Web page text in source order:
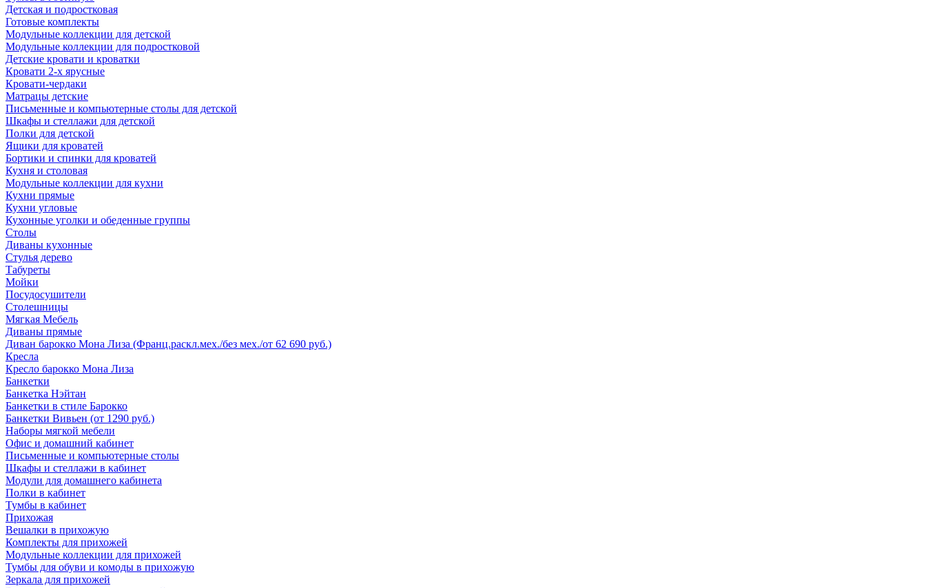
Детская и подростковая
Готовые комплекты
Модульные коллекции для детской
Модульные коллекции для подростковой
Детские кровати и кроватки
Кровати 2-х ярусные
Кровати-чердаки
Матрацы детские
Письменные и компьютерные столы для детской
Шкафы и стеллажи для детской
Полки для детской
Ящики для кроватей
Бортики и спинки для кроватей
Кухня и столовая
Модульные коллекции для кухни
Кухни прямые
Кухни угловые
Кухонные уголки и обеденные группы
Столы
Диваны кухонные
Стулья дерево
Табуреты
Мойки
Посудосушители
Столешницы
Мягкая Мебель
Диваны прямые
Диван барокко Мона Лиза (Франц.раскл.мех./без мех./от 62 690 руб.)
Кресла
Кресло барокко Мона Лиза
Банкетки
Банкетка Нэйтан
Банкетки в стиле Барокко
Банкетки Вивьен (от 1290 руб.)
Наборы мягкой мебели
Офис и домашний кабинет
Письменные и компьютерные столы
Шкафы и стеллажи в кабинет
Модули для домашнего кабинета
Полки в кабинет
Тумбы в кабинет
Прихожая
Вешалки в прихожую
Комплекты для прихожей
Модульные коллекции для прихожей
Тумбы для обуви и комоды в прихожую
Зеркала для прихожей